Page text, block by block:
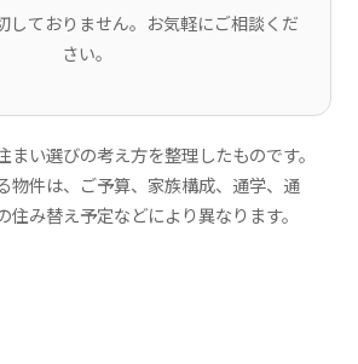
しておりません。お気軽にご相談くだ
さい。
い選びの考え方を整理したものです。
物件は、ご予算、家族構成、通学、通
み替え予定などにより異なります。